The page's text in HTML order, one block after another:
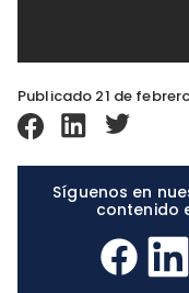
Publicado 21 de
Síguenos en
contenido